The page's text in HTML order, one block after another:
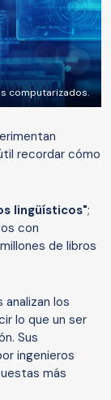
computarizados.
recordar cómo
lingüísticos";
con
de libros
los
lo que un ser
Sus
ingenieros
más